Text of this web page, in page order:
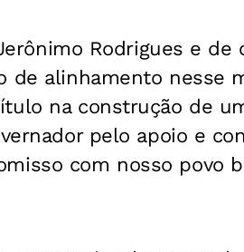
Rodrigues e de
de alinhamento nesse
na construção de
pelo apoio e
com nosso povo